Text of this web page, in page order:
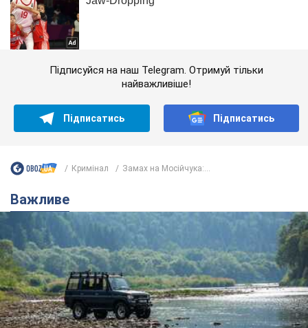
Підписуйся на наш Telegram. Отримуй тільки
найважливіше!
Підписатись Підписатись
Кримінал Замах на Мосійчука:...
Важливе